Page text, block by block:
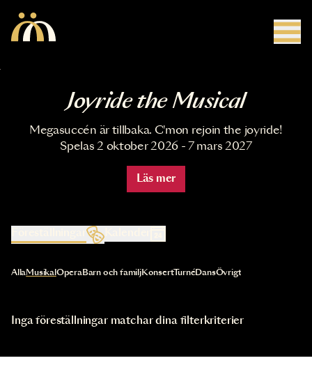
Joyride the Musical
Megasuccén är tillbaka. C'mon rejoin the joyride!
Spelas 2 oktober 2026 - 7 mars 2027
Läs mer
Kalender
Val av kategori uppdaterar innehållet automatiskt
AllaMusikal OperaBarn och familjKonsertTurnéDansÖvrigt
Inga föreställningar matchar dina filterkriterier